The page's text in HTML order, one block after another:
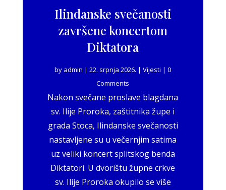
Ilindanske svečanosti
završene koncertom
Diktatora
by admin |22. srpnja 2026. |Vijesti | 0
Comments
Nakon svečane proslave blagdana
sv. Ilije Proroka, zaštitnika župe i
grada Stoca, Ilindanske svečanosti
nastavljene su u večernjim satima
uz veliki koncert splitskog benda
Diktatori. U dvorištu župne crkve
sv. Ilije Proroka okupilo se više